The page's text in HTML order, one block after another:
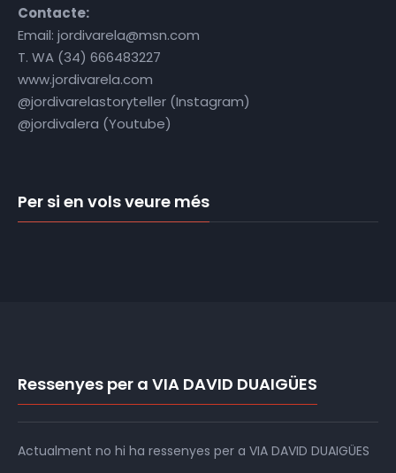
Contacte:
Email: jordivarela@msn.com
T. WA (34) 666483227
www.jordivarela.com
@jordivarelastoryteller (Instagram)
@jordivalera (Youtube)
Per si en vols veure més
Ressenyes per a VIA DAVID DUAIGÜES
Actualment no hi ha ressenyes per a VIA DAVID DUAIGÜES